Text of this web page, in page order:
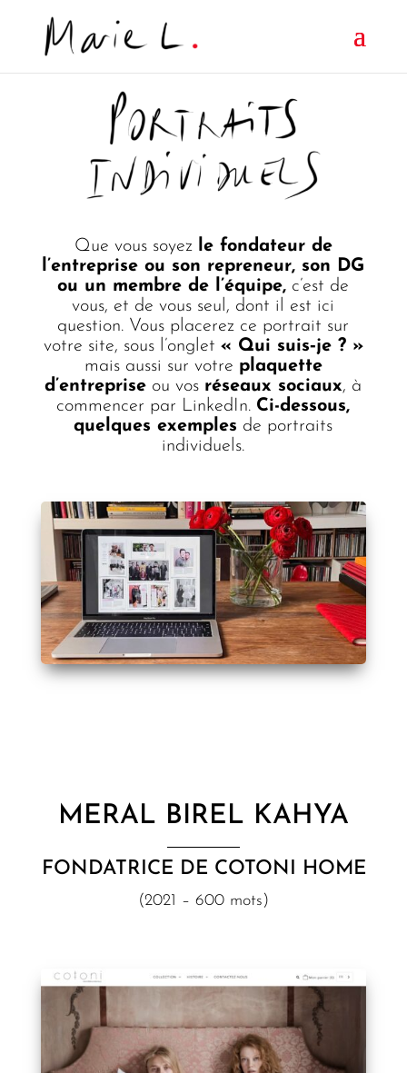
Que vous soyez le fondateur de
l’entreprise ou son repreneur, son DG
ou un membre de l’équipe, c’est de
vous, et de vous seul, dont il est ici
question. Vous placerez ce portrait sur
votre site, sous l’onglet « Qui suis‑je ? »
mais aussi sur votre plaquette
d’entreprise ou vos réseaux sociaux, à
commencer par LinkedIn. Ci-dessous,
quelques exemples de portraits
individuels.
MERAL BIREL KAHYA
FONDATRICE DE COTONI HOME
(2021 – 600 mots)